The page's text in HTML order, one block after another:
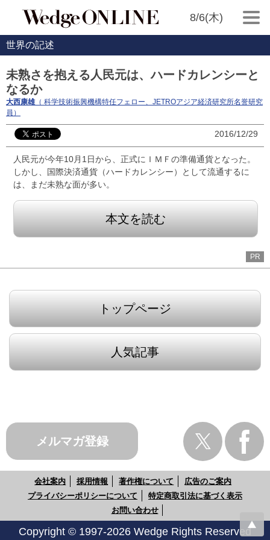
8/6(木)
世界の記述
未熟さを抱える人民元は、ハードカレンシーと
なるか
大西康雄（ 科学技術振興機構特任フェロー、JETROアジア経済研究所名誉研究
員）
2016/12/29
人民元が今年10月1日から、正式にＩＭＦの準備通貨となった。
しかし、国際決済通貨（ハードカレンシー）として流通するに
は、まだ未熟な面が多い。
本文を読む
PR
トップページ
人気記事
メルマガ登録
会社案内 採用情報 著作権について
広告のご案内
プライバシーポリシーについて
特定商取引法に基づく表示
お問い合わせ
Copyright © 1997-2026 Wedge Rights Reserved